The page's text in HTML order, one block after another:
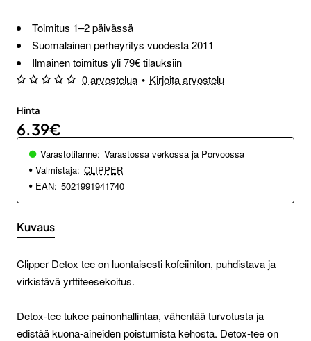
Toimitus 1–2 päivässä
Suomalainen perheyritys vuodesta 2011
Ilmainen toimitus yli 79€ tilauksiin
0 arvostelua • Kirjoita arvostelu
Hinta
6.39€
Varastotilanne: Varastossa verkossa ja Porvoossa
Valmistaja: CLIPPER
EAN: 5021991941740
Kuvaus
Clipper Detox tee on luontaisesti kofeiiniton, puhdistava ja
virkistävä yrttiteesekoitus.
Detox-tee tukee painonhallintaa, vähentää turvotusta ja
edistää kuona-aineiden poistumista kehosta. Detox-tee on